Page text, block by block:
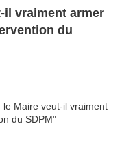
il vraiment armer
du